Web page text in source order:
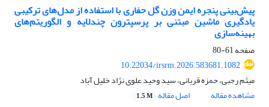
پیش‌بینی پنجره ایمن وزن گل حفاری با استفاده از مدل‌های ترکیبی
یادگیری ماشین مبتنی بر پرسپترون چندلایه و الگوریتم‌های
بهینه‌سازی
صفحه61-80
10.22034/irsrm.2026.583681.1082
میثم رجبی، حمزه قربانی، سید وحید علوی نژاد خلیل آباد
مشاهده مقاله
اصل مقاله 1.5 M